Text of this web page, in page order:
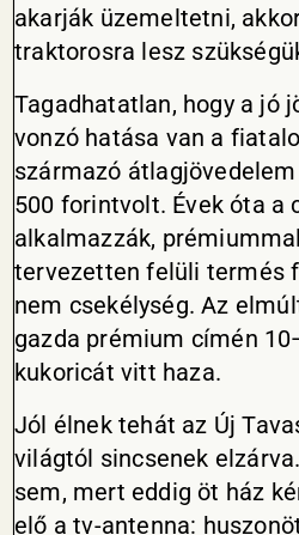
akarják üzemeltetni,
traktorosra lesz
Tagadhatatlan, hogy a jó
vonzó hatása van a
származó
500 forintvolt. Évek óta a
alkalmazzák,
tervezetten felüli termés
nem csekélység. Az
gazda prémium címén
kukoricát vitt haza.
Jól élnek tehát az Új
világtól sincsenek
sem, mert eddig öt ház
elő a tv-antenna: